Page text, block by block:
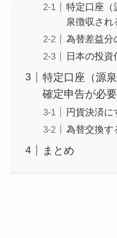
特定口座（
泉徴収され
為替差益分
日本の投資
特定口座（源
確定申告が必
円貨決済に
為替交換す
まとめ